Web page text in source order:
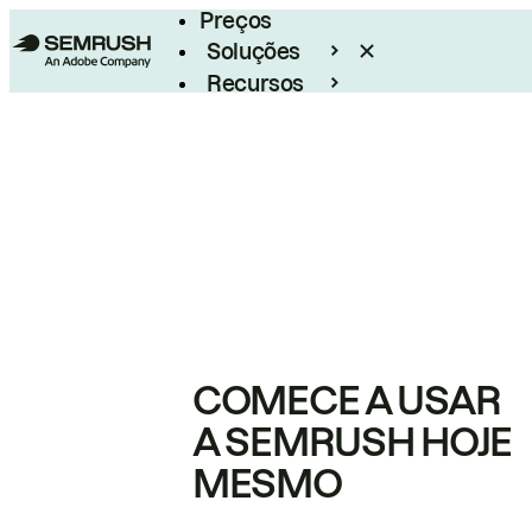
Preços
Soluções
Recursos
COMECE A USAR
A SEMRUSH HOJE
MESMO